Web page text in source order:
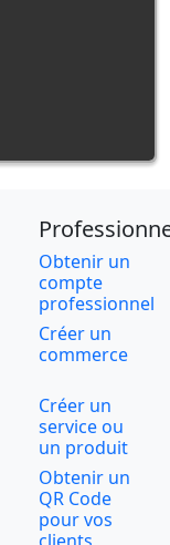
Obtenir un
compte
professionnel
Créer un
commerce
Créer un
service ou
un produit
Obtenir un
QR Code
pour vos